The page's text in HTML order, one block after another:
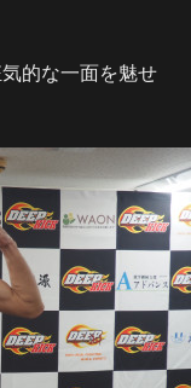
的な一面を魅せ